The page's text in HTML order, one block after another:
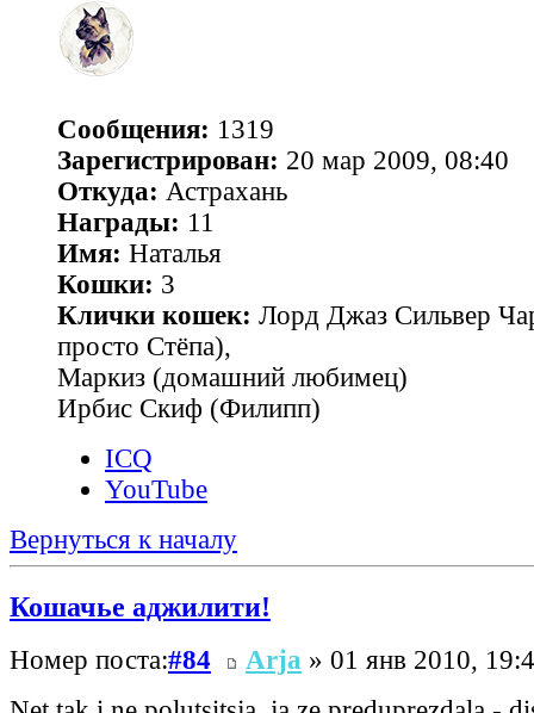
Сообщения: 1319
Зарегистрирован: 20 мар 2009, 08:40
Откуда: Астрахань
Награды: 11
Имя: Наталья
Кошки: 3
Клички кошек: Лорд Джаз Сильвер
просто Стёпа),
Маркиз (домашний любимец)
Ирбис Скиф (Филипп)
ICQ
YouTube
Вернуться к началу
Кошачье аджилити!
Номер поста:#84 Arja » 01 янв 2010,